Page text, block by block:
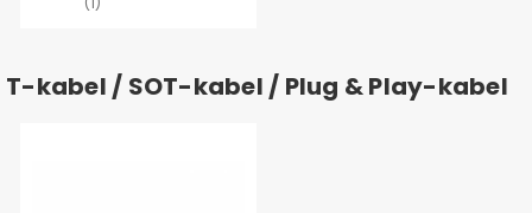
T-kabel / SOT-kabel / Plug & Play-kabel